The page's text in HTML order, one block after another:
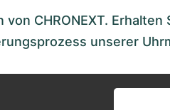
von CHRONEXT.
unserer